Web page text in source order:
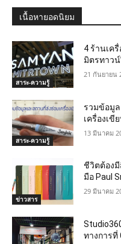
เนื้อหายอดนิยม
สาระ-ความรู้
4 ร้านเค
มิตรทาวน์
21 กันยายน
สาระ-ความรู้
รวมข้อมู
เครื่องเขี
13 มีนาคม
ข่าวสาร
ชีวิตต้องมี
มือ Paul
29 มีนาคม
ทางการที่